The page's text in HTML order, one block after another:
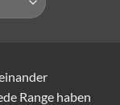
Range haben